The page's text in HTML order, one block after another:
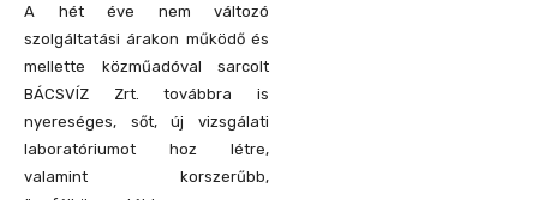
A hét éve nem változó
szolgáltatási árakon működő és
mellette közműadóval sarcolt
BÁCSVÍZ Zrt. továbbra is
nyereséges, sőt, új vizsgálati
laboratóriumot hoz létre,
valamint korszerűbb,